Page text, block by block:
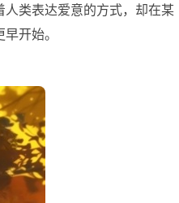
类表达爱意的方式，却在某
开始。